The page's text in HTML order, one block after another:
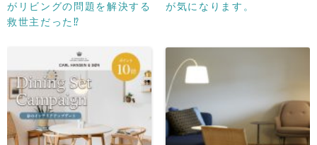
がリビングの問題を解決する
救世主だった⁉
が気になります。